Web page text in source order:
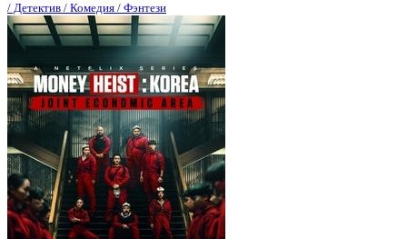
/ Детектив / Комедия / Фэнтези